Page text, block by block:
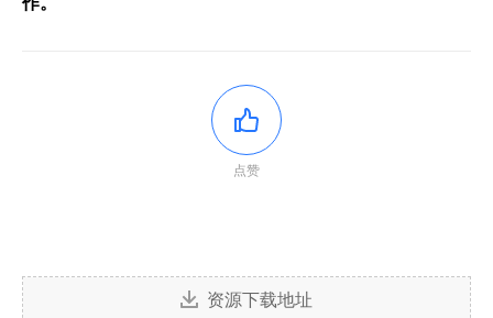
点赞
资源下载地址